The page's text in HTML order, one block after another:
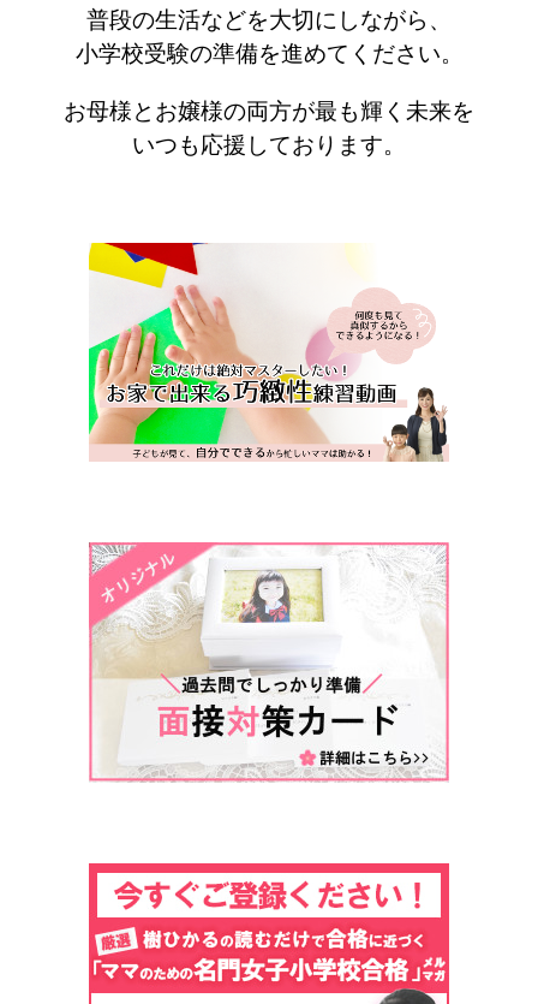
普段の生活などを大切にしながら、
小学校受験の準備を進めてください。
お母様とお嬢様の両方が最も輝く未来を
いつも応援しております。